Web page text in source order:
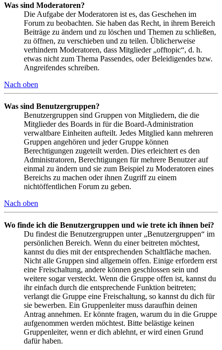
Was sind Moderatoren?
Die Aufgabe der Moderatoren ist es, das Geschehen im
Forum zu beobachten. Sie haben das Recht, in ihrem Bereich
Beiträge zu ändern und zu löschen und Themen zu schließen,
zu öffnen, zu verschieben und zu teilen. Üblicherweise
verhindern Moderatoren, dass Mitglieder „offtopic“, d. h.
etwas nicht zum Thema Passendes, oder Beleidigendes bzw.
Angreifendes schreiben.
Nach oben
Was sind Benutzergruppen?
Benutzergruppen sind Gruppen von Mitgliedern, die die
Mitglieder des Boards in für die Board-Administration
verwaltbare Einheiten aufteilt. Jedes Mitglied kann mehreren
Gruppen angehören und jeder Gruppe können
Berechtigungen zugeteilt werden. Dies erleichtert es den
Administratoren, Berechtigungen für mehrere Benutzer auf
einmal zu ändern und sie zum Beispiel zu Moderatoren eines
Bereichs zu machen oder ihnen Zugriff zu einem
nichtöffentlichen Forum zu geben.
Nach oben
Wo finde ich die Benutzergruppen und wie trete ich ihnen bei?
Du findest die Benutzergruppen unter „Benutzergruppen“ im
persönlichen Bereich. Wenn du einer beitreten möchtest,
kannst du dies mit der entsprechenden Schaltfläche machen.
Nicht alle Gruppen sind allgemein offen. Einige erfordern erst
eine Freischaltung, andere können geschlossen sein und
weitere sogar versteckt. Wenn die Gruppe offen ist, kannst du
ihr einfach durch die entsprechende Funktion beitreten;
verlangt die Gruppe eine Freischaltung, so kannst du dich für
sie bewerben. Ein Gruppenleiter muss daraufhin deinen
Antrag annehmen. Er könnte fragen, warum du in die Gruppe
aufgenommen werden möchtest. Bitte belästige keinen
Gruppenleiter, wenn er dich ablehnt, er wird einen Grund
dafür haben.